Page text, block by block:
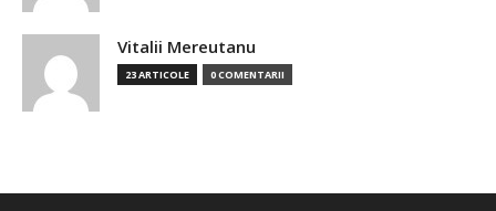
Vitalii Mereutanu
23 ARTICOLE 0 COMENTARII